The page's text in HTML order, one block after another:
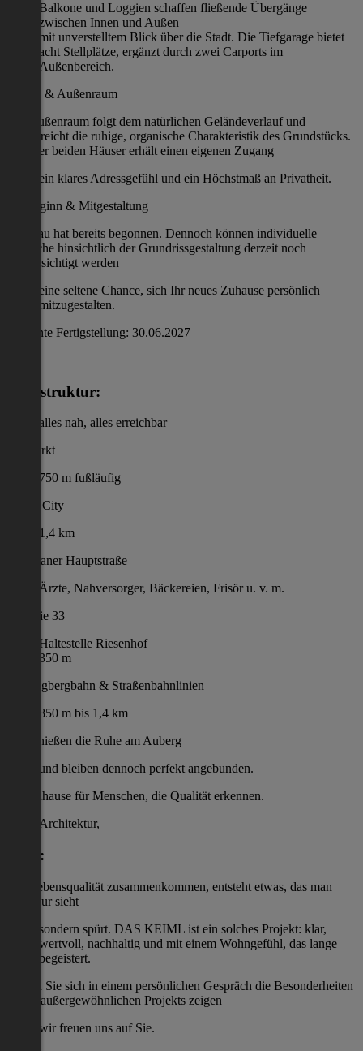
Balkone und Loggien schaffen fließende Übergänge
zwischen Innen und Außen
mit unverstelltem Blick über die Stadt. Die Tiefgarage bietet
acht Stellplätze, ergänzt durch zwei Carports im
Außenbereich.
Garten & Außenraum
Der Außenraum folgt dem natürlichen Geländeverlauf und
unterstreicht die ruhige, organische Charakteristik des Grundstücks.
Jede der beiden Häuser erhält einen eigenen Zugang
ein klares Adressgefühl und ein Höchstmaß an Privatheit.
Baubeginn & Mitgestaltung
Der Bau hat bereits begonnen. Dennoch können individuelle
Wünsche hinsichtlich der Grundrissgestaltung derzeit noch
berücksichtigt werden
eine seltene Chance, sich Ihr neues Zuhause persönlich
mitzugestalten.
Geplante Fertigstellung: 30.06.2027
Infrastruktur:
alles nah, alles erreichbar
Unimarkt
750 m fußläufig
Lentia City
1,4 km
Urfahraner Hauptstraße
Ärzte, Nahversorger, Bäckereien, Frisör u. v. m.
Buslinie 33
Haltestelle Riesenhof
350 m
Pöstlingbergbahn & Straßenbahnlinien
850 m bis 1,4 km
Sie genießen die Ruhe am Auberg
und bleiben dennoch perfekt angebunden.
Ein Zuhause für Menschen, die Qualität erkennen.
Wenn Architektur,
Lage:
und Lebensqualität zusammenkommen, entsteht etwas, das man
nicht nur sieht
sondern spürt. DAS KEIML ist ein solches Projekt: klar,
wertvoll, nachhaltig und mit einem Wohngefühl, das lange
begeistert.
Lassen Sie sich in einem persönlichen Gespräch die Besonderheiten
dieses außergewöhnlichen Projekts zeigen
wir freuen uns auf Sie.